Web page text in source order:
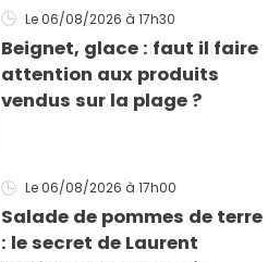
Le 06/08/2026 à 17h30
Beignet, glace : faut il faire
attention aux produits
vendus sur la plage ?
Le 06/08/2026 à 17h00
Salade de pommes de terre
: le secret de Laurent